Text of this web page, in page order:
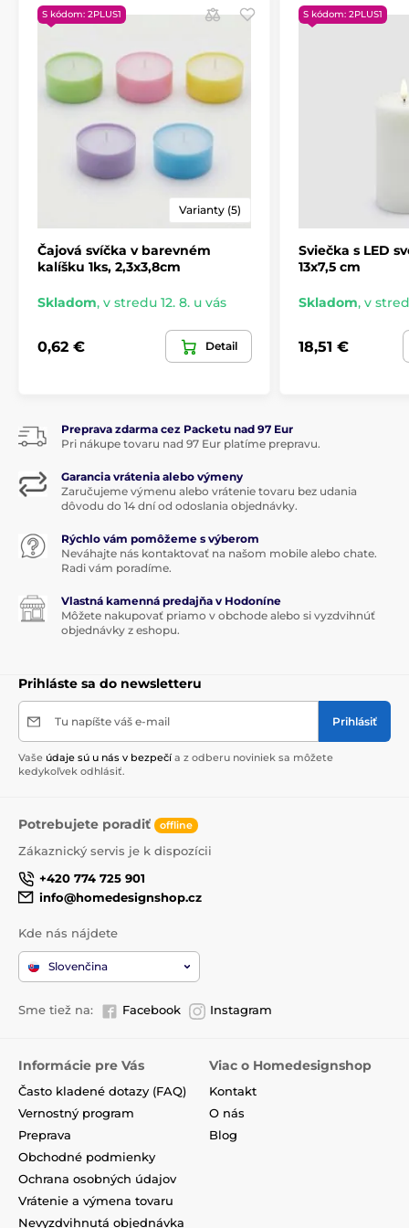
S kódom: 2PLUS1
Varianty (5)
Čajová svíčka v barevném
kalíšku 1ks, 2,3x3,8cm
Skladom, v stredu 12. 8. u vás
0,62 € Detail
S kódom: 2PLUS1
Sviečka s LED
13x7,5 cm
Skladom, v
18,51 €
Preprava zdarma cez Packetu nad 97 Eur
Pri nákupe tovaru nad 97 Eur platíme prepravu.
Garancia vrátenia alebo výmeny
Zaručujeme výmenu alebo vrátenie tovaru bez udania
dôvodu do 14 dní od odoslania objednávky.
Rýchlo vám pomôžeme s výberom
Neváhajte nás kontaktovať na našom mobile alebo chate.
Radi vám poradíme.
Vlastná kamenná predajňa v Hodoníne
Môžete nakupovať priamo v obchode alebo si vyzdvihnúť
objednávky z eshopu.
Prihláste sa do newsletteru
Tu napíšte váš e-mail Prihlásiť
Vaše údaje sú u nás v bezpečí a z odberu noviniek sa môžete
kedykoľvek odhlásiť.
Potrebujete poradiť offline
Zákaznický servis je k dispozícii
+420 774 725 901
info@homedesignshop.cz
Kde nás nájdete
Slovenčina
Sme tiež na: Facebook Instagram
Informácie pre Vás
Často kladené dotazy (FAQ)
Vernostný program
Preprava
Obchodné podmienky
Ochrana osobných údajov
Vrátenie a výmena tovaru
Nevyzdvihnutá objednávka
Viac o Homedesignshop
Kontakt
O nás
Blog